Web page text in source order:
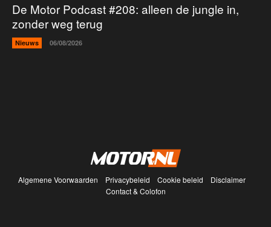
De Motor Podcast #208: alleen de jungle in,
zonder weg terug
Nieuws 06/08/2026
Algemene Voorwaarden Privacybeleid Cookie beleid
Disclaimer
Contact & Colofon